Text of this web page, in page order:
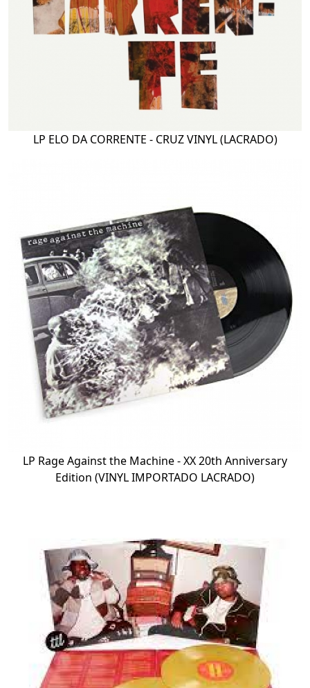
LP ELO DA CORRENTE - CRUZ VINYL (LACRADO)
LP Rage Against the Machine - XX 20th Anniversary
Edition (VINYL IMPORTADO LACRADO)